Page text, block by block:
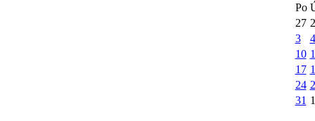
Po
27
3
4
10
17
24
31 1